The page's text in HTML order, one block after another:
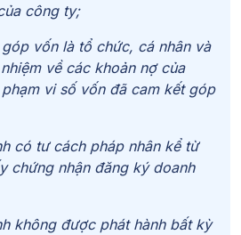
công ty;
vốn là tổ chức, cá nhân và
về các khoản nợ của
vi số vốn đã cam kết góp
có tư cách pháp nhân kể từ
chứng nhận đăng ký doanh
không được phát hành bất kỳ